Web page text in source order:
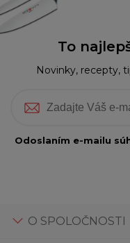
To
Novinky, recepty,
Odoslaním e-mailu
O SPOLOČNOSTI